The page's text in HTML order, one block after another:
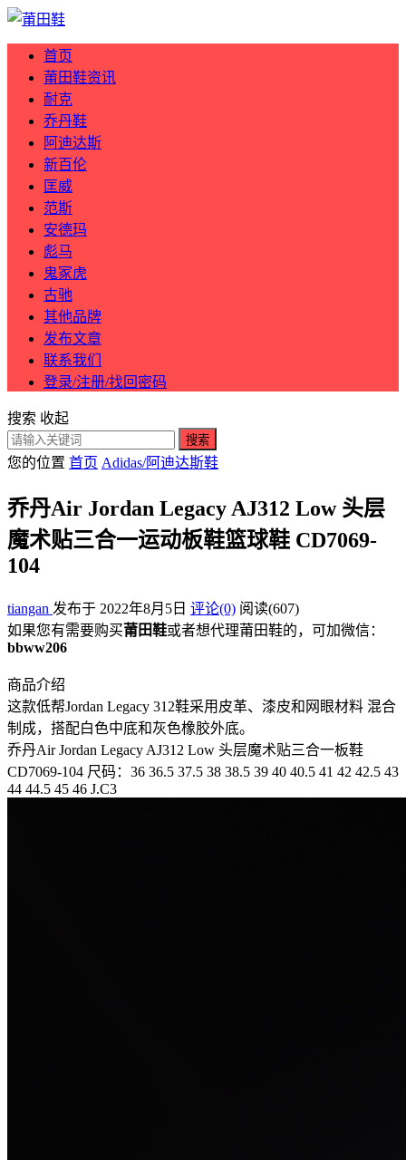
首页
莆田鞋资讯
耐克
乔丹鞋
阿迪达斯
新百伦
匡威
范斯
安德玛
彪马
鬼冢虎
古驰
其他品牌
发布文章
联系我们
登录/注册/找回密码
搜索 收起
搜索
您的位置 首页 Adidas/阿迪达斯鞋
乔丹Air Jordan Legacy AJ312 Low 头层
魔术贴三合一运动板鞋篮球鞋 CD7069-
104
tiangan 发布于 2022年8月5日 评论(0) 阅读(607)
如果您有需要购买莆田鞋或者想代理莆田鞋的，可加微信：
bbww206
商品介绍
这款低帮Jordan Legacy 312鞋采用皮革、漆皮和网眼材料 混合
制成，搭配白色中底和灰色橡胶外底。
乔丹Air Jordan Legacy AJ312 Low 头层魔术贴三合一板鞋
CD7069-104 尺码：36 36.5 37.5 38 38.5 39 40 40.5 41 42 42.5 43
44 44.5 45 46 J.C3